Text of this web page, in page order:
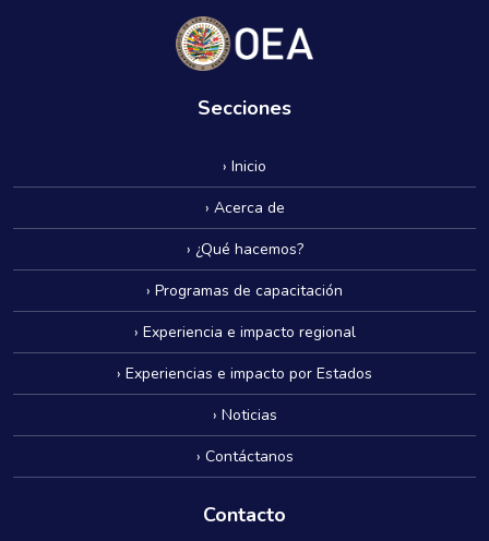
Secciones
› Inicio
› Acerca de
› ¿Qué hacemos?
› Programas de capacitación
› Experiencia e impacto regional
› Experiencias e impacto por Estados
› Noticias
› Contáctanos
Contacto